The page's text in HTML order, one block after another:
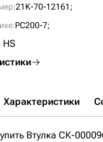
21K-70-12161;
PC200-7;
HS
Характеристики
Втулка СК-